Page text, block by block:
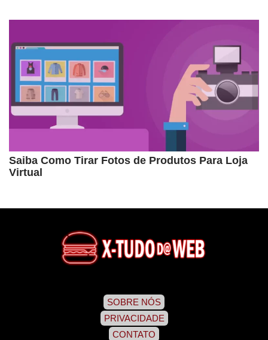
Saiba Como Tirar Fotos de Produtos Para Loja
Virtual
SOBRE NÓS
PRIVACIDADE
CONTATO